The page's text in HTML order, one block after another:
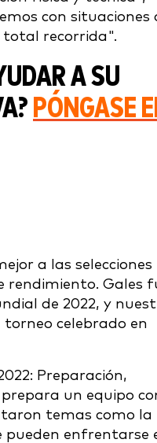
con situaciones
total recorrida".
A SU
PÓNGASE
a las selecciones
rendimiento. Gales
de 2022, y
celebrado en
Preparación,
un equipo
temas como la
pueden enfrentarse